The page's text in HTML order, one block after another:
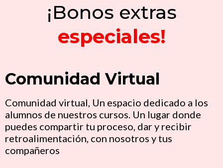
¡Bonos extras
especiales!
Comunidad Virtual
Comunidad virtual, Un espacio dedicado a los
alumnos de nuestros cursos. Un lugar donde
puedes compartir tu proceso, dar y recibir
retroalimentación, con nosotros y tus
compañeros